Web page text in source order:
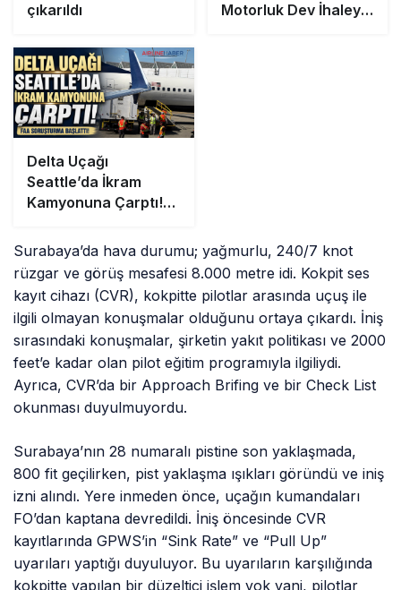
çıkarıldı
Motorluk Dev İhaleye
Delta Uçağı
Seattle’da İkram
Kamyonuna Çarptı!
Başlattı
Surabaya’da hava durumu; yağmurlu, 240/7 knot
rüzgar ve görüş mesafesi 8.000 metre idi. Kokpit ses
kayıt cihazı (CVR), kokpitte pilotlar arasında uçuş ile
ilgili olmayan konuşmalar olduğunu ortaya çıkardı. İniş
sırasındaki konuşmalar, şirketin yakıt politikası ve 2000
feet’e kadar olan pilot eğitim programıyla ilgiliydi.
Ayrıca, CVR’da bir Approach Brifing ve bir Check List
okunması duyulmuyordu.
Surabaya’nın 28 numaralı pistine son yaklaşmada,
800 fit geçilirken, pist yaklaşma ışıkları göründü ve iniş
izni alındı. Yere inmeden önce, uçağın kumandaları
FO’dan kaptana devredildi. İniş öncesinde CVR
kayıtlarında GPWS’in “Sink Rate” ve “Pull Up”
uyarıları yaptığı duyuluyor. Bu uyarıların karşılığında
kokpitte yapılan bir düzeltici işlem yok yani, pilotlar